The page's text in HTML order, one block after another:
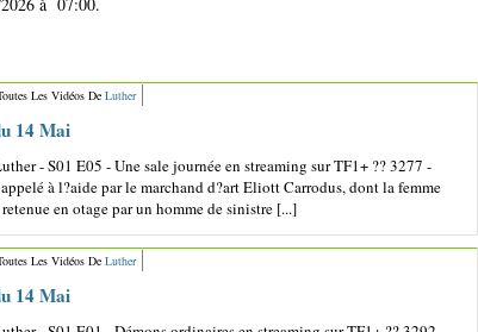
Les Vidéos De Luther
14 Mai
- S01 E05 - Une sale journée en streaming sur TF1+ ?? 3277 -
à l?aide par le marchand d?art Eliott Carrodus, dont la femme
retenue en otage par un homme de sinistre [...]
Les Vidéos De Luther
14 Mai